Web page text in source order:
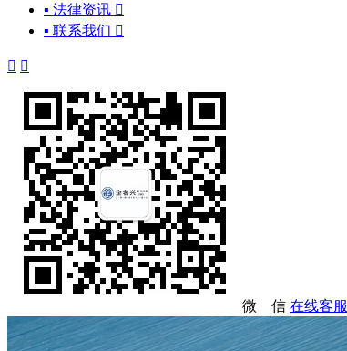
▪ 法律资讯 
▪ 联系我们 
 
微 信 在线客服